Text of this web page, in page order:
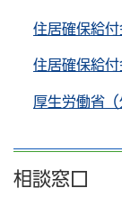
住居確保給
住居確保給
厚生労働省（
相談窓口